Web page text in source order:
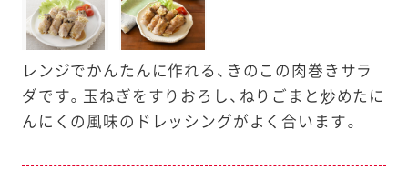
レンジでかんたんに作れる、きのこの肉巻きサラ
ダです。玉ねぎをすりおろし、ねりごまと炒めたに
んにくの風味のドレッシングがよく合います。